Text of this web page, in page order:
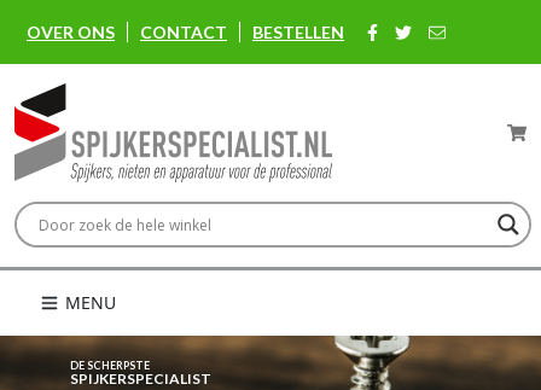
OVER ONS CONTACT BESTELLEN
MENU
DE SCHERPSTE
SPIJKERSPECIALIST